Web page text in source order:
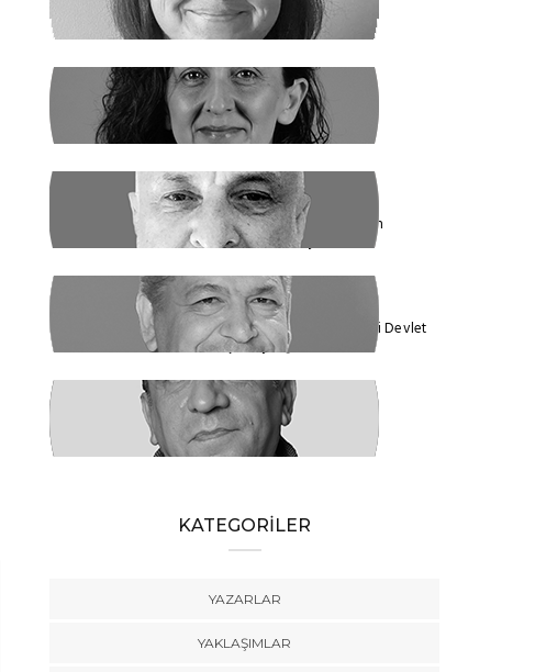
Yaz Yaz Listeye Bizi De Yaz
SİBEL UZUN
Yasak Tanımadılar
ENDER EREN
Mısır’dan Kanada’ya, Şarm el Şeyh’den
Montreal’e Umutlar Tükeniyor mu?
KADİR DADAN
Türkiye'nin Ekolojik Gerçekleri ve Yeni Devlet
Düzeni 1 - Güçler Ayrılığı
SÜLEYMAN KARAN
Öyle Bir 102 Yıl ki, 102 Farklı Biçimde
Anlatılabilir
KATEGORİLER
YAZARLAR
YAKLAŞIMLAR